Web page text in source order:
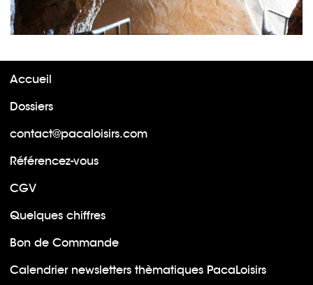
Accueil
Dossiers
contact@pacaloisirs.com
Référencez-vous
CGV
Quelques chiffres
Bon de Commande
Calendrier newsletters thèmatiques PacaLoisirs